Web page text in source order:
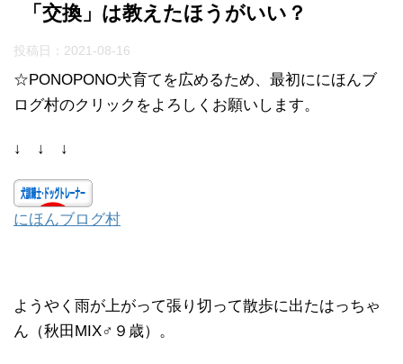
「交換」は教えたほうがいい？
投稿日： 2021-08-16
☆PONOPONO犬育てを広めるため、最初ににほんブ
ログ村のクリックをよろしくお願いします。
↓ ↓ ↓
にほんブログ村
ようやく雨が上がって張り切って散歩に出たはっちゃ
ん（秋田MIX♂９歳）。